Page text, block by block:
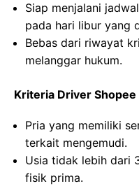
Siap menjalani
pada hari libur yang
Bebas dari riwayat
melanggar hukum.
Kriteria Driver
Pria yang memiliki
terkait mengemudi.
Usia tidak lebih dari
fisik prima.